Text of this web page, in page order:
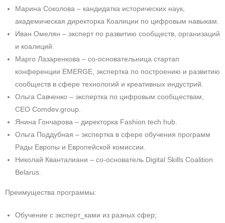
Марина Соколова – кандидатка исторических наук,
академическая директорка Коалиции по цифровым навыкам.
Иван Омелян – эксперт по развитию сообществ, организаций
и коалиций.
Марго Лазаренкова – со-основательница стартап
конференции EMERGE, экспертка по построению и развитию
сообществ в сфере технологий и креативных индустрий.
Ольга Савченко – экспертка по цифровым сообществам,
СEO Comdev.group.
Янина Гончарова – директорка Fashion tech hub.
Ольга Поддубная – экспертка в сфере обучения программ
Рады Европы и Европейской комиссии.
Николай Кванталиани – со-основатель Digital Skills Coalition
Belarus.
Преимущества программы:
Обучение с эксперт_ками из разных сфер;